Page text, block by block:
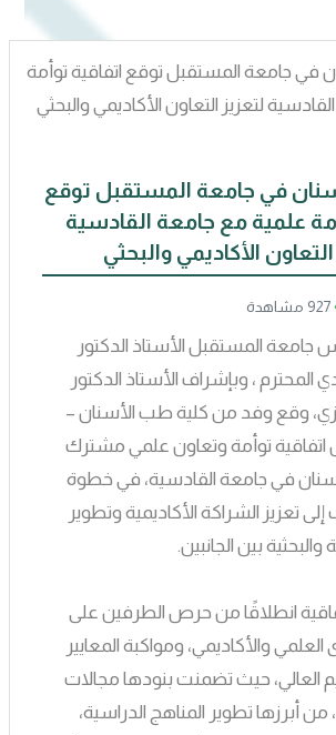
في جامعة المستقبل توقع
علمية مع جامعة القادسية
الأكاديمي والبحثي
927 مشاهدة
جامعة المستقبل الأستاذ الدكتور
، وبإشراف الأستاذ الدكتور
وقع وفد من كلية طب الأسنان –
اتفاقية توأمة وتعاون علمي مشترك
في جامعة القادسية، في خطوة
تعزيز الشراكة الأكاديمية وتطوير
بين الجانبين.
انطلاقًا من حرص الطرفين على
العلمي والأكاديمي، ومواكبة المعايير
العالي، حيث تضمنت بنودها مجالات
أبرزها تطوير المناهج الدراسية،